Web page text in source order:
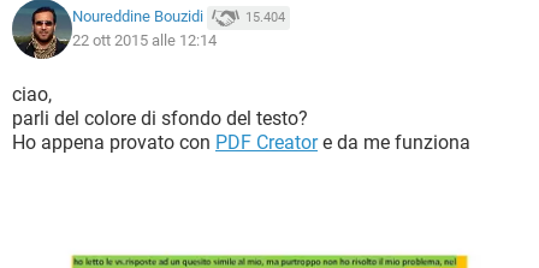
Noureddine Bouzidi 15.404
22 ott 2015 alle 12:14
ciao,
parli del colore di sfondo del testo?
Ho appena provato con PDF Creatore da me funziona